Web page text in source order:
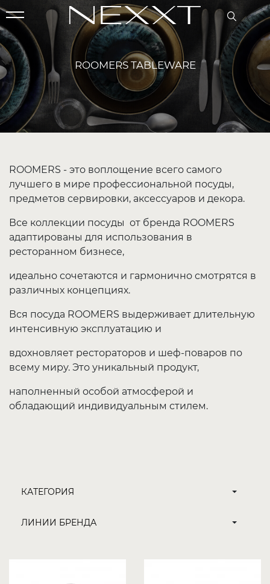
ROOMERS TABLEWARE
ROOMERS - это воплощение всего самого
лучшего в мире профессиональной посуды,
предметов сервировки, аксессуаров и декора.
Все коллекции посуды от бренда ROOMERS
адаптированы для использования в
ресторанном бизнесе,
идеально сочетаются и гармонично смотрятся в
различных концепциях.
Вся посуда ROOMERS выдерживает длительную
интенсивную эксплуатацию и
вдохновляет рестораторов и шеф-поваров по
всему миру. Это уникальный продукт,
наполненный особой атмосферой и
обладающий индивидуальным стилем.